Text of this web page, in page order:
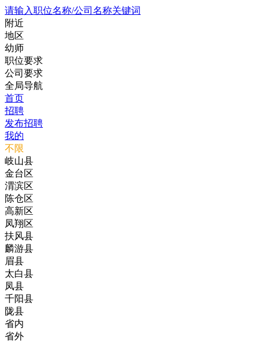
请输入职位名称/公司名称关键词
附近
地区
幼师
职位要求
公司要求
全局导航
首页
招聘
发布招聘
我的
不限
岐山县
金台区
渭滨区
陈仓区
高新区
凤翔区
扶风县
麟游县
眉县
太白县
凤县
千阳县
陇县
省内
省外